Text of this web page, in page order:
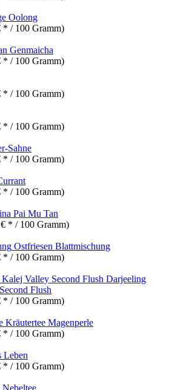
Oolong
* / 100 Gramm)
Genmaicha
* / 100 Gramm)
* / 100 Gramm)
* / 100 Gramm)
Sahne
* / 100 Gramm)
* / 100 Gramm)
Pai Mu Tan
* / 100 Gramm)
Ostfriesen Blattmischung
* / 100 Gramm)
Darjeeling
Flush
* / 100 Gramm)
Kräutertee Magenperle
* / 100 Gramm)
Leben
* / 100 Gramm)